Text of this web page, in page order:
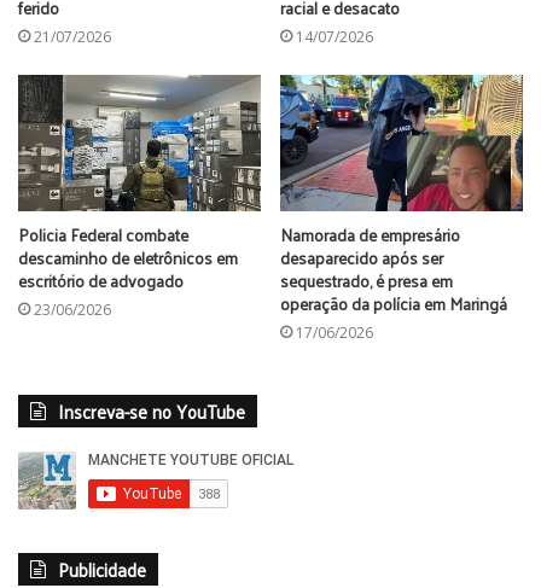
ferido
21/07/2026
racial e desacato
14/07/2026
Policia Federal combate
descaminho de eletrônicos em
escritório de advogado
23/06/2026
Namorada de empresário
desaparecido após ser
sequestrado, é presa em
operação da polícia em Maringá
17/06/2026
Inscreva-se no YouTube
Publicidade